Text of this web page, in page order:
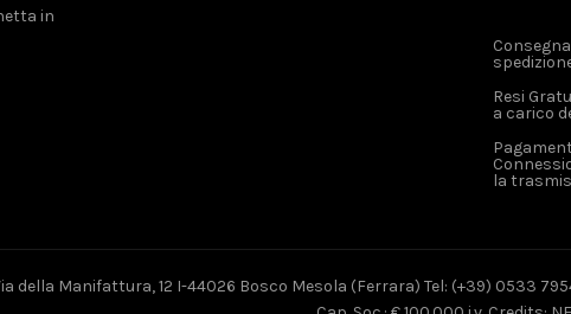
in
Resi
a carico
la
della Manifattura, 12 I-44026 Bosco Mesola (Ferrara) Tel: (+39) 0533